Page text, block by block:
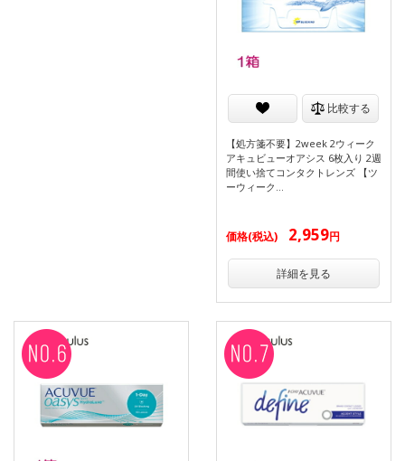
比較する
【処方箋不要】2week 2ウィーク
アキュビューオアシス 6枚入り 2週
間使い捨てコンタクトレンズ 【ツ
ーウィーク…
価格(税込) 2,959円
詳細を見る